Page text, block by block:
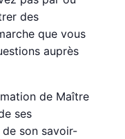
des
que vous
auprès
de Maître
ses
son savoir-